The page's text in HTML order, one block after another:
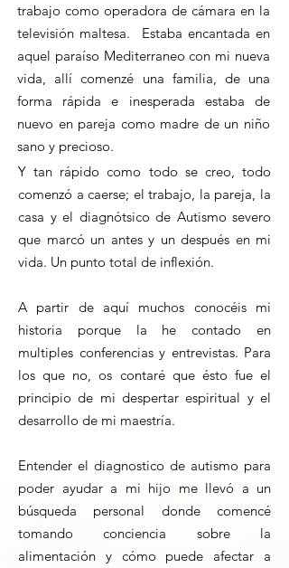
trabajo como operadora de cámara en la
televisión maltesa. Estaba encantada en
aquel paraíso Mediterraneo con mi nueva
vida, allí comenzé una familia, de una
forma rápida e inesperada estaba de
nuevo en pareja como madre de un niño
sano y precioso.
Y tan rápido como todo se creo, todo
comenzó a caerse; el trabajo, la pareja, la
casa y el diagnótsico de Autismo severo
que marcó un antes y un después en mi
vida. Un punto total de inflexión.
A partir de aquí muchos conocéis mi
historia porque la he contado en
multiples conferencias y entrevistas. Para
los que no, os contaré que ésto fue el
principio de mi despertar espiritual y el
desarrollo de mi maestría.
Entender el diagnostico de autismo para
poder ayudar a mi hijo me llevó a un
búsqueda personal donde comencé
tomando conciencia sobre la
alimentación y cómo puede afectar a